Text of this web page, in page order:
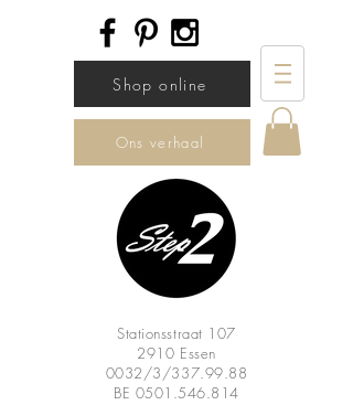
Shop online
Ons verhaal
Stationsstraat 107
2910 Essen
0032/3/337.99.88
BE 0501.546.814